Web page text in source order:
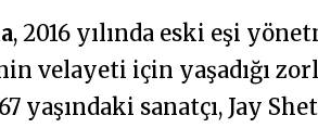
, 2016 yılında eski eşi
velayeti için yaşadığı
sanatçı, Jay